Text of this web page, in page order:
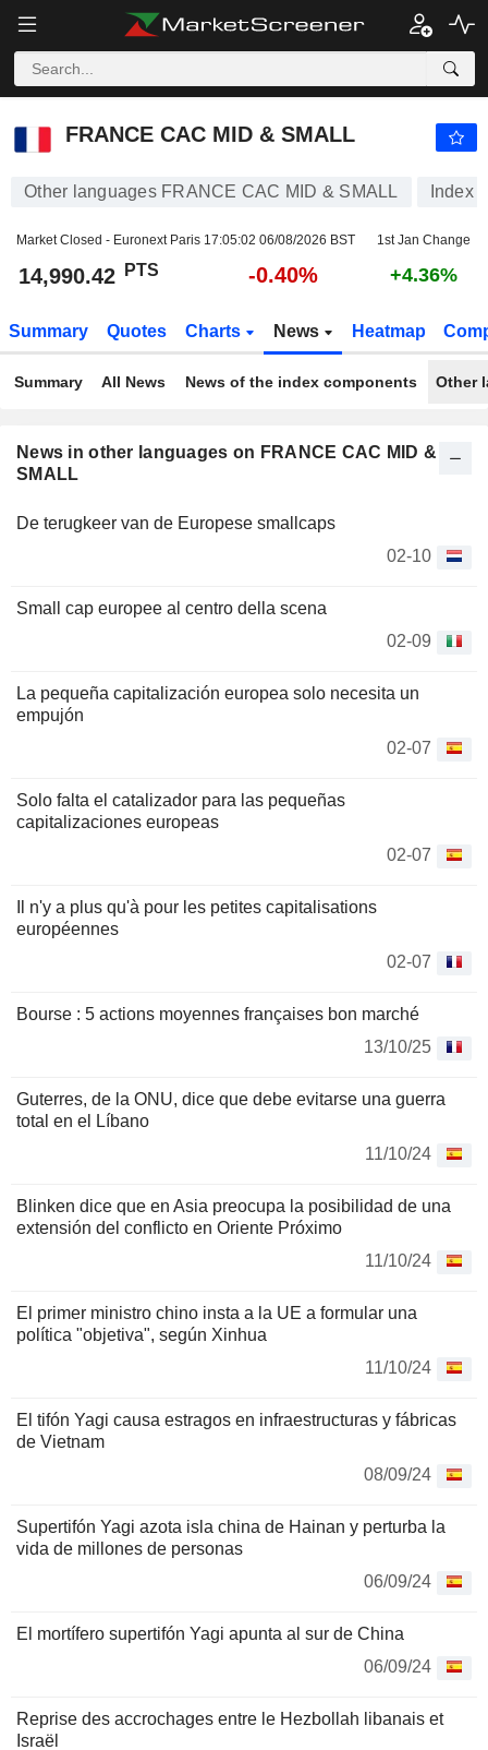
FRANCE CAC MID & SMALL
Other languages FRANCE CAC MID & SMALL Index
Market Closed - Euronext Paris 17:05:02 06/08/2026 BST 1st Jan Change
14,990.42 PTS -0.40% +4.36%
Summary Quotes Charts News Heatmap
Summary All News News of the index components Other
News in other languages on FRANCE CAC MID &
SMALL
De terugkeer van de Europese smallcaps
02-10
Small cap europee al centro della scena
02-09
La pequeña capitalización europea solo necesita un
empujón
02-07
Solo falta el catalizador para las pequeñas
capitalizaciones europeas
02-07
Il n'y a plus qu'à pour les petites capitalisations
européennes
02-07
Bourse : 5 actions moyennes françaises bon marché
13/10/25
Guterres, de la ONU, dice que debe evitarse una guerra
total en el Líbano
11/10/24
Blinken dice que en Asia preocupa la posibilidad de una
extensión del conflicto en Oriente Próximo
11/10/24
El primer ministro chino insta a la UE a formular una
política "objetiva", según Xinhua
11/10/24
El tifón Yagi causa estragos en infraestructuras y fábricas
de Vietnam
08/09/24
Supertifón Yagi azota isla china de Hainan y perturba la
vida de millones de personas
06/09/24
El mortífero supertifón Yagi apunta al sur de China
06/09/24
Reprise des accrochages entre le Hezbollah libanais et
Israël